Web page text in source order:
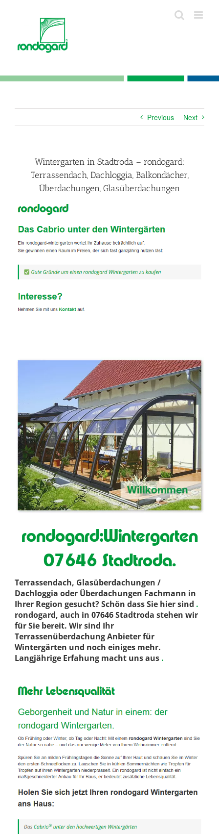
Previous Next
Wintergarten in Stadtroda – rondogard:
Terrassendach, Dachloggia, Balkondächer,
Überdachungen, Glasüberdachungen
rondogard:Wintergarten
07646 Stadtroda.
Terrassendach, Glasüberdachungen /
Dachloggia oder Überdachungen Fachmann in
Ihrer Region gesucht? Schön dass Sie hier sind .
rondogard, auch in 07646 Stadtroda stehen wir
für Sie bereit. Wir sind Ihr
Terrassenüberdachung Anbieter für
Wintergärten und noch einiges mehr.
Langjährige Erfahung macht uns aus .